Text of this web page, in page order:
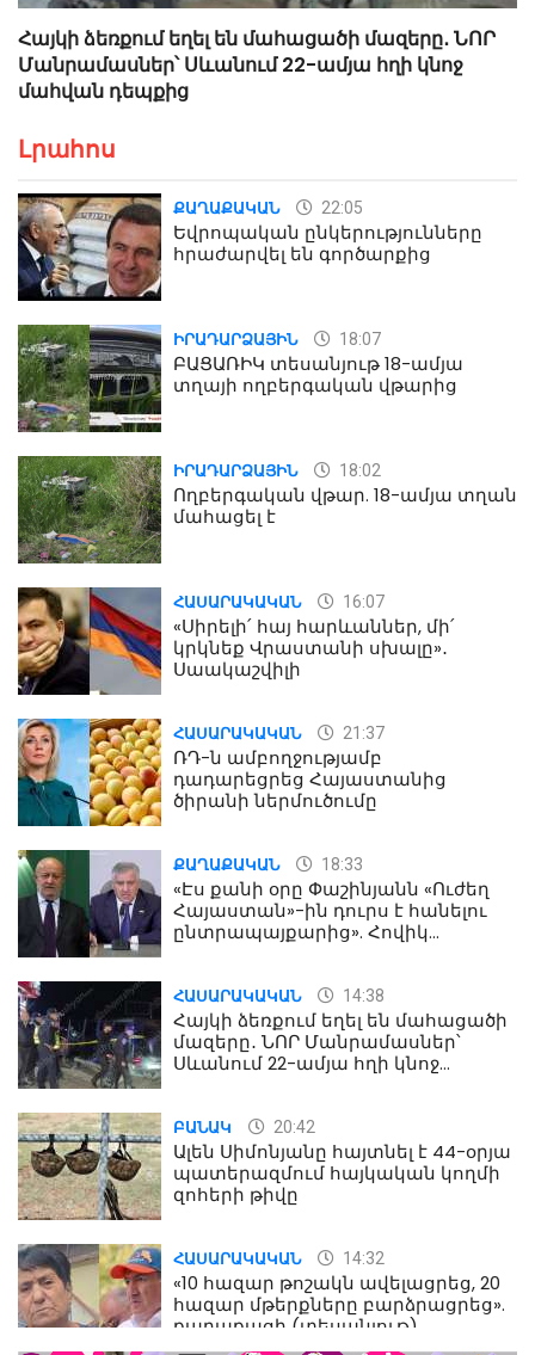
Հայկի ձեռքում եղել են մահացածի մազերը․ ՆՈՐ
Մանրամասներ՝ Սևանում 22-ամյա հղի կնոջ
մահվան դեպքից
Լրահոս
ՔԱՂԱՔԱԿԱՆ 22:05
Եվրոպական ընկերությունները
հրաժարվել են գործարքից
ԻՐԱԴԱՐՁԱՅԻՆ 18:07
ԲԱՑԱՌԻԿ տեսանյութ 18-ամյա
տղայի ողբերգական վթարից
ԻՐԱԴԱՐՁԱՅԻՆ 18:02
Ողբերգական վթար. 18-ամյա տղան
մահացել է
ՀԱՍԱՐԱԿԱԿԱՆ 16:07
«Սիրելի՛ հայ հարևաններ, մի՛
կրկնեք Վրաստանի սխալը»․
Սաակաշվիլի
ՀԱՍԱՐԱԿԱԿԱՆ 21:37
ՌԴ-ն ամբողջությամբ
դադարեցրեց Հայաստանից
ծիրանի ներմուծումը
ՔԱՂԱՔԱԿԱՆ 18:33
«Էս քանի օրը Փաշինյանն «Ուժեղ
Հայաստան»-ին դուրս է հանելու
ընտրապայքարից». Հովիկ
ՀԱՍԱՐԱԿԱԿԱՆ 14:38
Հայկի ձեռքում եղել են մահացածի
մազերը․ ՆՈՐ Մանրամասներ՝
Սևանում 22-ամյա հղի կնոջ
ԲԱՆԱԿ 20:42
Ալեն Սիմոնյանը հայտնել է 44-օրյա
պատերազմում հայկական կողմի
զոհերի թիվը
ՀԱՍԱՐԱԿԱԿԱՆ 14:32
«10 հազար թոշակն ավելացրեց, 20
հազար մթերքները բարձրացրեց».
քաղաքացի (տեսանյութ)